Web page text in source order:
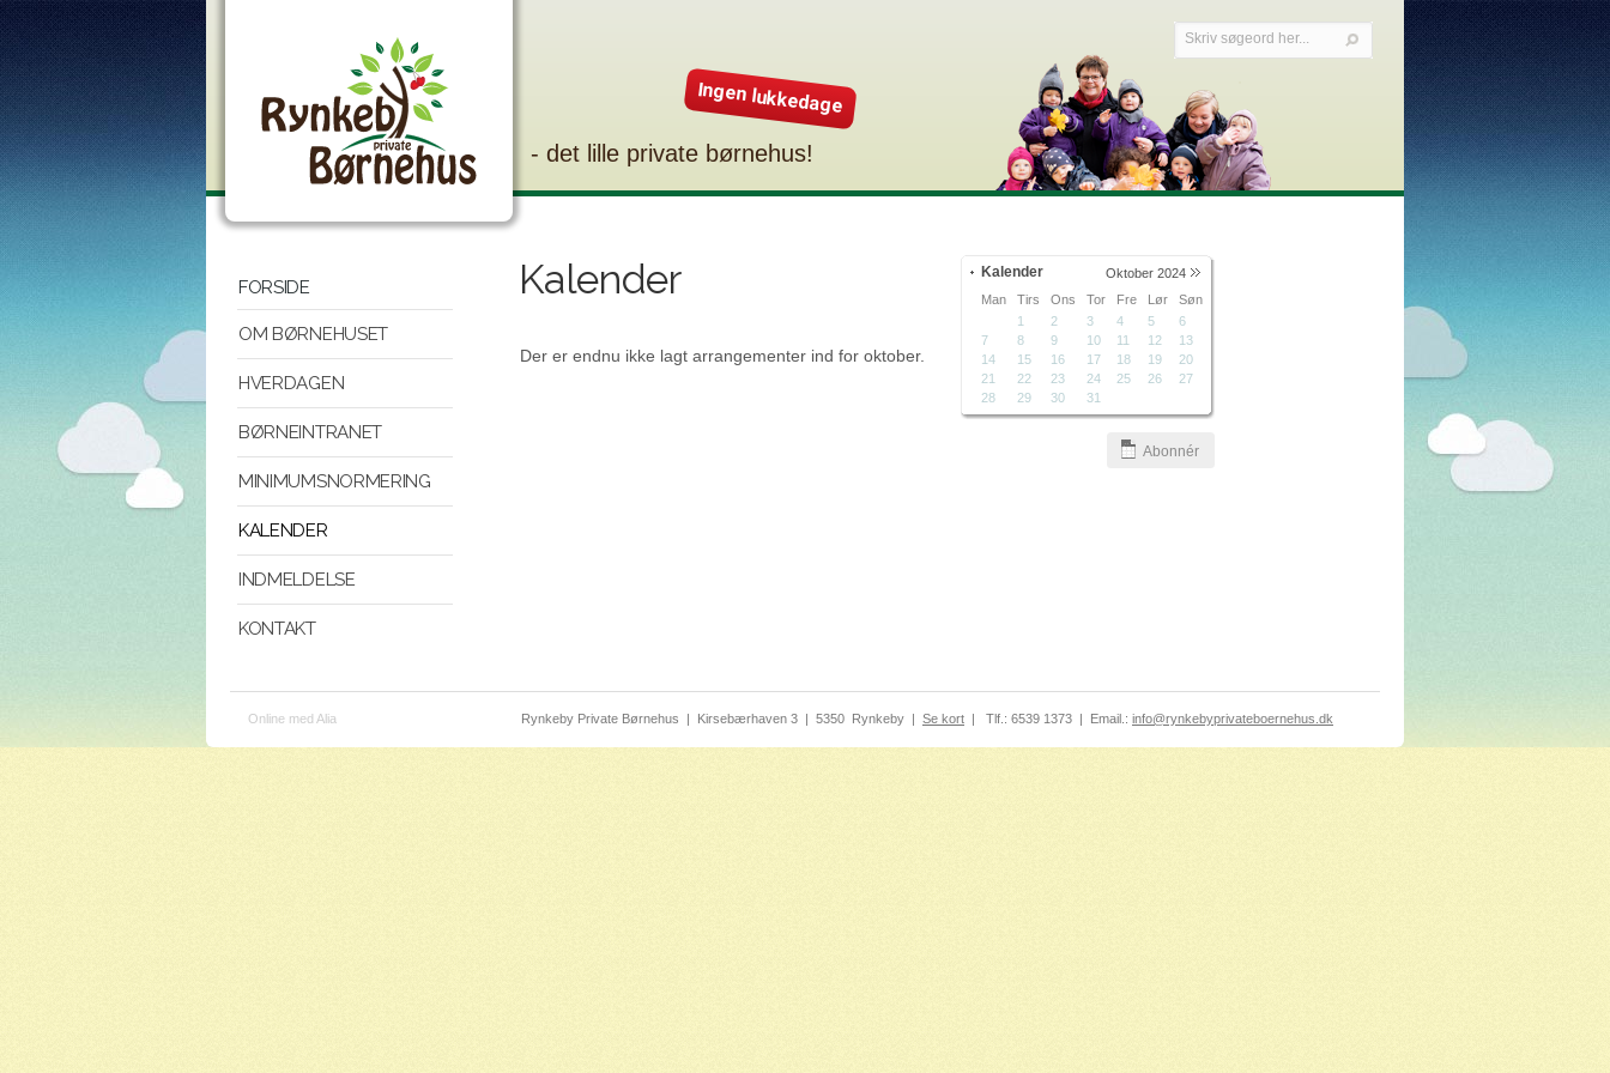
- det lille private børnehus!
Ingen lukkedage
FORSIDE
OM BØRNEHUSET
HVERDAGEN
BØRNEINTRANET
MINIMUMSNORMERING
KALENDER
INDMELDELSE
KONTAKT
Kalender
Oktober 2024
Man
Tirs Ons Tor Fre Lør
Søn
1
2 3 4 5
6
7
8 9 10 11 12
13
14
15 16 17 18 19
20
21
22 23 24 25 26
27
28
29 30 31
Abonnér
Kalender
Der er endnu ikke lagt arrangementer ind for oktober.
Online med Alia Rynkeby Private Børnehus | Kirsebærhaven 3 | 5350 Rynkeby | Se kort | Tlf.: 6539 1373 | Email.: info@rynkebyprivateboernehus.dk